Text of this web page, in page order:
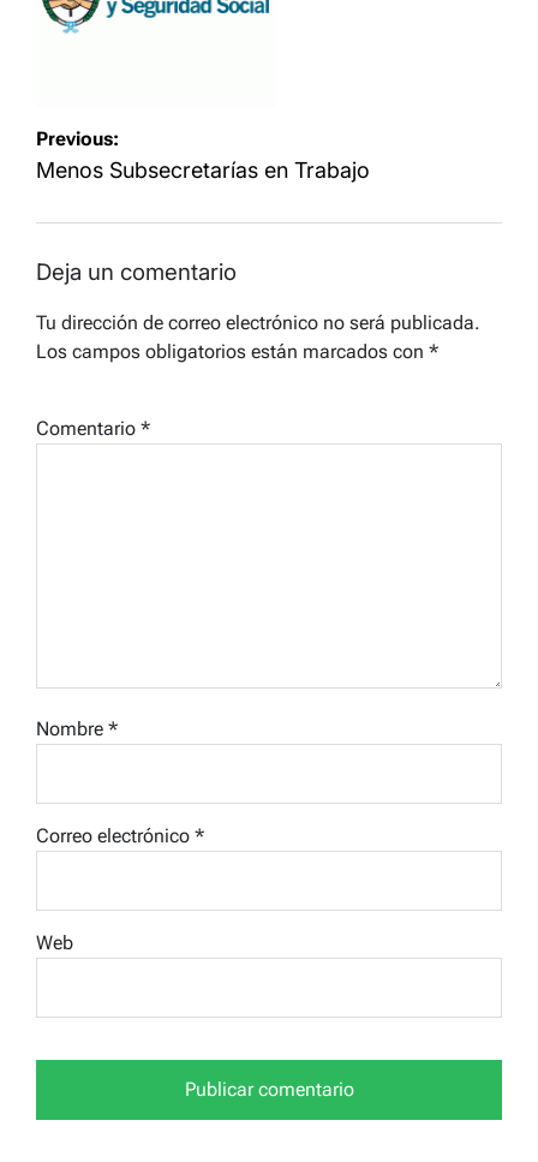
Navegación
de
Previous:
Menos Subsecretarías en Trabajo
Deja un comentario
Tu dirección de correo electrónico no será publicada.
Los campos obligatorios están marcados con *
Comentario *
Nombre *
Correo electrónico *
Web